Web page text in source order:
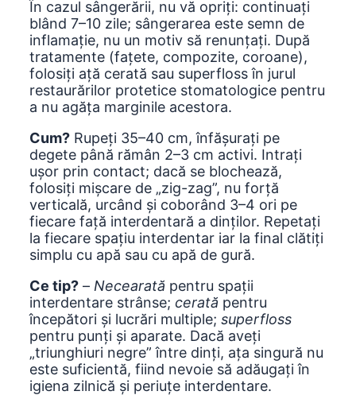
În cazul sângerării, nu vă opriți: continuați
blând 7–10 zile; sângerarea este semn de
inflamație, nu un motiv să renunțați. După
tratamente (fațete, compozite, coroane),
folosiți ață cerată sau superfloss în jurul
restaurărilor protetice stomatologice pentru
a nu agăța marginile acestora.
Cum? Rupeți 35–40 cm, înfășurați pe
degete până rămân 2–3 cm activi. Intrați
ușor prin contact; dacă se blochează,
folosiți mișcare de „zig-zag”, nu forță
verticală, urcând și coborând 3–4 ori pe
fiecare față interdentară a dinților. Repetați
la fiecare spațiu interdentar iar la final clătiți
simplu cu apă sau cu apă de gură.
Ce tip? – Necearată pentru spații
interdentare strânse; cerată pentru
începători și lucrări multiple; superfloss
pentru punți și aparate. Dacă aveți
„triunghiuri negre” între dinți, ața singură nu
este suficientă, fiind nevoie să adăugați în
igiena zilnică și periuțe interdentare.